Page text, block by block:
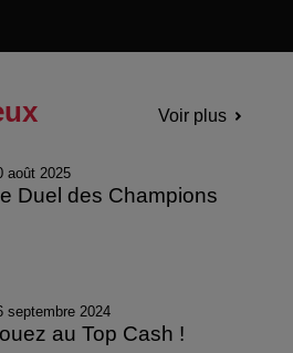
Voir plus
août 2025
Duel des Champions
septembre 2024
au Top Cash !